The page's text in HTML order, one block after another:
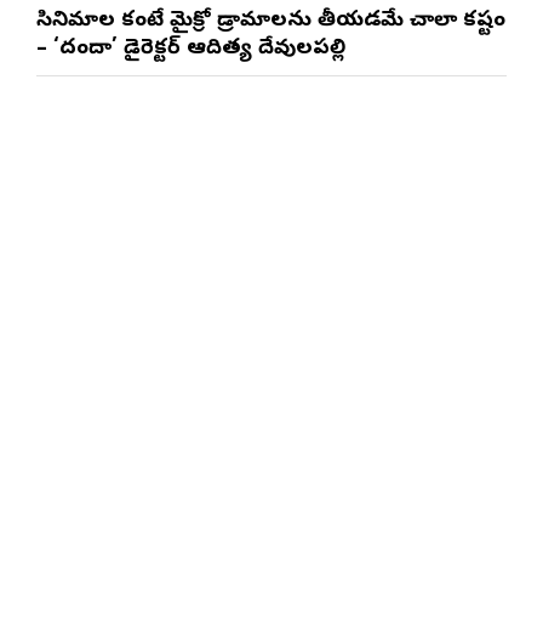
సినిమాల కంటే మైక్రో డ్రామాలను తీయడమే చాలా కష్టం
– ‘దందా’ డైరెక్ట‌ర్ ఆదిత్య దేవులపల్లి